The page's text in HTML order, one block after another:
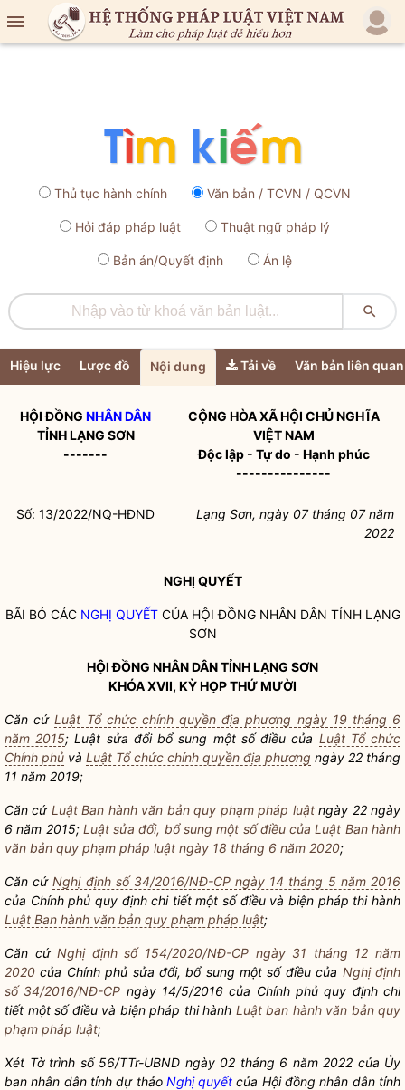

Thủ tục hành chính Văn bản / TCVN / QCVN
Hỏi đáp pháp luật Thuật ngữ pháp lý
Bản án/Quyết định Án lệ

Hiệu lực Lược đồ Nội dung Tải về Văn bản liên quan
HỘI ĐỒNG NHÂN DÂN
TỈNH LẠNG SƠN
-------
CỘNG HÒA XÃ HỘI CHỦ NGHĨA
VIỆT NAM
Độc lập - Tự do - Hạnh phúc
---------------
Số: 13/2022/NQ-HĐND
Lạng Sơn, ngày 07 tháng 07 năm
2022
NGHỊ QUYẾT
BÃI BỎ CÁC NGHỊ QUYẾTCỦA HỘI ĐỒNG NHÂN DÂN TỈNH LẠNG
SƠN
HỘI ĐỒNG NHÂN DÂNTỈNH LẠNG SƠN
KHÓA XVII, KỲ HỌP THỨ MƯỜI
Căn cứLuật Tổ chức chính quyền địa phương ngày 19 tháng 6
năm 2015; Luật sửa đổi bổ sung một số điều của Luật Tổ chức
Chính phủ và Luật Tổ chức chính quyền địa phương ngày 22 tháng
11 năm 2019;
Căn cứ Luật Ban hành văn bản quy phạm pháp luậtngày 22 ngày
6 năm 2015; Luật sửa đổi, bổ sung một số điều của Luật Ban hành
văn bản quy phạm pháp luật ngày 18 tháng 6 năm 2020;
Căn cứNghị định số 34/2016/NĐ-CP ngày 14 tháng 5 năm 2016
của Chính phủ quy định chi tiết một số điều và biện pháp thi hành
Luật Ban hành văn bản quy phạm pháp luật;
Căn cứNghị định số 154/2020/NĐ-CP ngày 31 tháng 12 năm
2020 của Chính phủ sửa đổi, bổ sung một số điều của Nghị định
số 34/2016/NĐ-CP ngày 14/5/2016 của Chính phủ quy định chi
tiết một số điều và biện pháp thi hành Luật ban hành văn bản quy
phạm pháp luật;
Xét Tờ trình số 56/TTr-UBND ngày 02 tháng 6 năm 2022 của Ủy
ban nhân dân tỉnh dự thảo Nghị quyết của Hội đồng nhân dân tỉnh